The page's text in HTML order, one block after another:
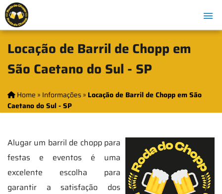
Locação de Barril de Chopp em
São Caetano do Sul - SP
Home » Informações» Locação de Barril de Chopp em São
Caetano do Sul - SP
Alugar um barril de chopp para
festas e eventos é uma
excelente escolha para
garantir a satisfação dos